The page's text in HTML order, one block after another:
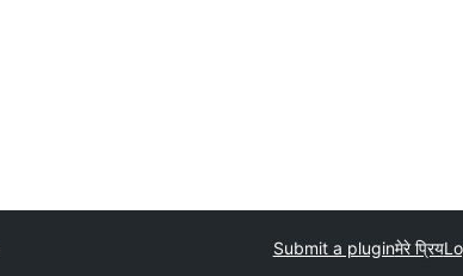
Submit a pluginमेरे प्रिय